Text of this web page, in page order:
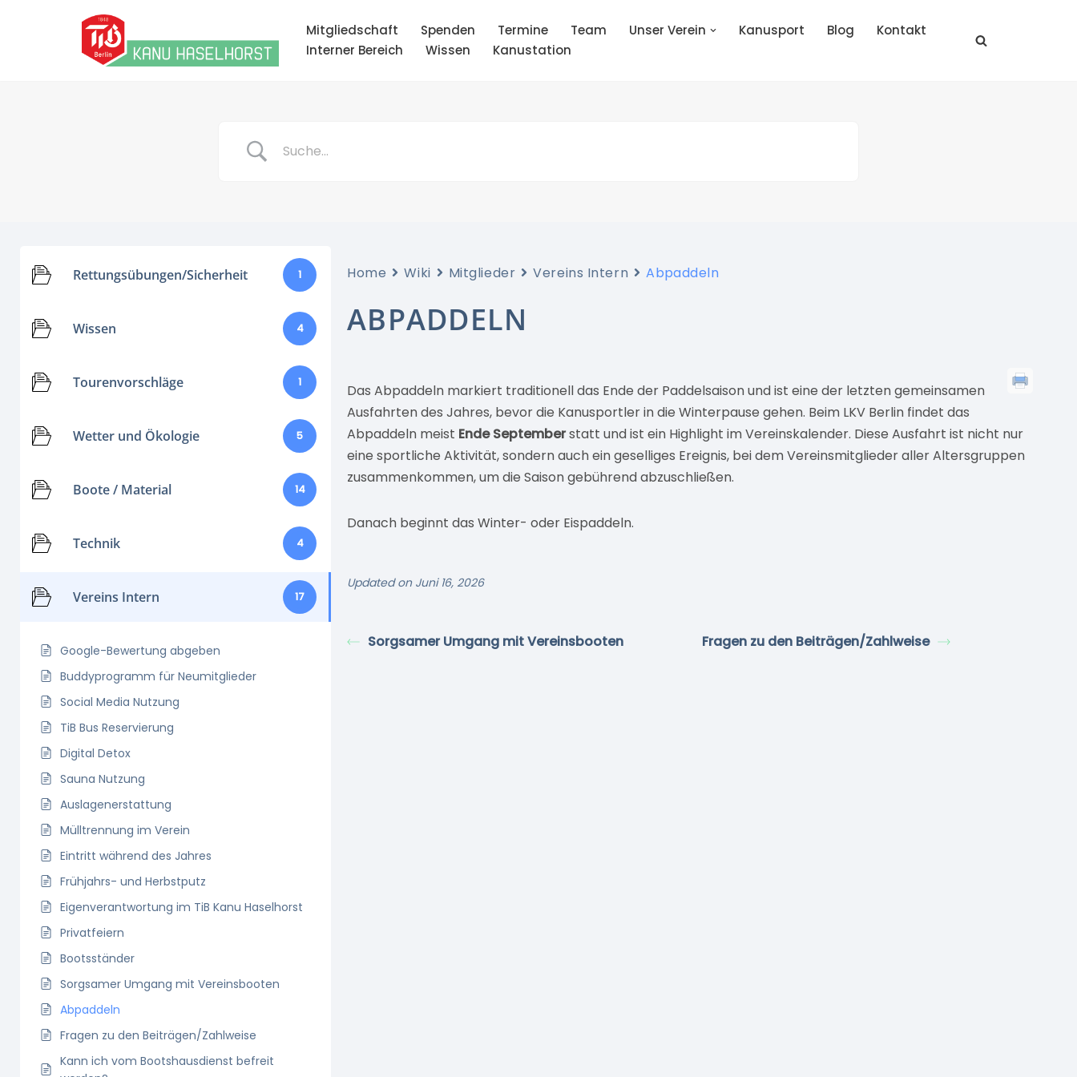
Mitgliedschaft Spenden Termine Team Unser Verein Kanusport Blog
Kontakt
Interner Bereich
Wissen Kanustation
Rettungsübungen/Sicherheit 1
Wissen 4
Tourenvorschläge 1
Wetter und Ökologie 5
Boote / Material 14
Technik 4
Vereins Intern 17
Google-Bewertung abgeben
Buddyprogramm für Neumitglieder
Social Media Nutzung
TiB Bus Reservierung
Digital Detox
Sauna Nutzung
Auslagenerstattung
Mülltrennung im Verein
Eintritt während des Jahres
Frühjahrs- und Herbstputz
Eigenverantwortung im TiB Kanu Haselhorst
Privatfeiern
Bootsständer
Sorgsamer Umgang mit Vereinsbooten
Abpaddeln
Fragen zu den Beiträgen/Zahlweise
Kann ich vom Bootshausdienst befreit
Home Wiki Mitglieder Vereins Intern Abpaddeln
ABPADDELN
Das Abpaddeln markiert traditionell das Ende der Paddelsaison und ist eine der letzten gemeinsamen
Ausfahrten des Jahres, bevor die Kanusportler in die Winterpause gehen. Beim LKV Berlin findet das
Abpaddeln meist Ende Septemberstatt und ist ein Highlight im Vereinskalender. Diese Ausfahrt ist nicht nur
eine sportliche Aktivität, sondern auch ein geselliges Ereignis, bei dem Vereinsmitglieder aller Altersgruppen
zusammenkommen, um die Saison gebührend abzuschließen.
Danach beginnt das Winter- oder Eispaddeln.
Updated on Juni 16, 2026
Sorgsamer Umgang mit Vereinsbooten Fragen zu den Beiträgen/Zahlweise